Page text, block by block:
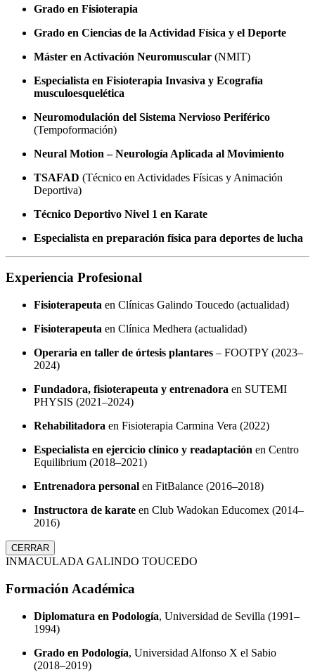
Grado en Fisioterapia
Grado en Ciencias de la Actividad Física y el Deporte
Máster en Activación Neuromuscular (NMIT)
Especialista en Fisioterapia Invasiva y Ecografía
musculoesquelética
Neuromodulación del Sistema Nervioso Periférico
(Tempoformación)
Neural Motion – Neurología Aplicada al Movimiento
TSAFAD (Técnico en Actividades Físicas y Animación
Deportiva)
Técnico Deportivo Nivel 1 en Karate
Especialista en preparación física para deportes de lucha
Experiencia Profesional
Fisioterapeuta en Clínicas Galindo Toucedo (actualidad)
Fisioterapeuta en Clínica Medhera (actualidad)
Operaria en taller de órtesis plantares – FOOTPY (2023–
2024)
Fundadora, fisioterapeuta y entrenadora en SUTEMI
PHYSIS (2021–2024)
Rehabilitadora en Fisioterapia Carmina Vera (2022)
Especialista en ejercicio clínico y readaptación en Centro
Equilibrium (2018–2021)
Entrenadora personal en FitBalance (2016–2018)
Instructora de karate en Club Wadokan Educomex (2014–
2016)
CERRAR
INMACULADA GALINDO TOUCEDO
Formación Académica
Diplomatura en Podología, Universidad de Sevilla (1991–
1994)
Grado en Podología, Universidad Alfonso X el Sabio
(2018–2019)